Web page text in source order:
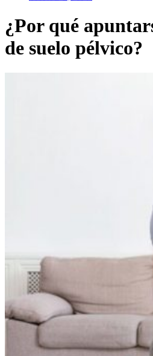
¿Por qué
de suelo pélvico?